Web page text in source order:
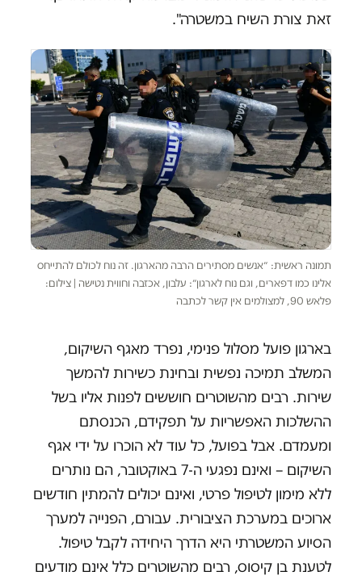
זאת צורת השיח במשטרה".
תמונה ראשית: ״אנשים מסתירים הרבה מהארגון. זה נוח לכולם להתייחס
אלינו כמו דפארים, וגם נוח לארגון״: עלבון, אכזבה וחווית נטישה | צילום:
פלאש 90, למצולמים אין קשר לכתבה
בארגון פועל מסלול פנימי, נפרד מאגף השיקום,
המשלב תמיכה נפשית ובחינת כשירות להמשך
שירות. רבים מהשוטרים חוששים לפנות אליו בשל
ההשלכות האפשריות על תפקידם, הכנסתם
ומעמדם. אבל בפועל, כל עוד לא הוכרו על ידי אגף
השיקום – ואינם נפגעי ה-7 באוקטובר, הם נותרים
ללא מימון לטיפול פרטי, ואינם יכולים להמתין חודשים
ארוכים במערכת הציבורית. עבורם, הפנייה למערך
הסיוע המשטרתי היא הדרך היחידה לקבל טיפול.
לטענת בן קיסוס, רבים מהשוטרים כלל אינם מודעים